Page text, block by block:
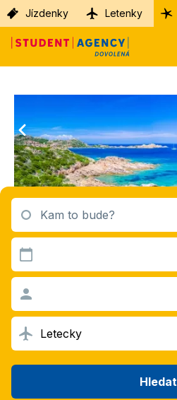
Jízdenky Letenky
Kam to bude?
Letecky
Hledat